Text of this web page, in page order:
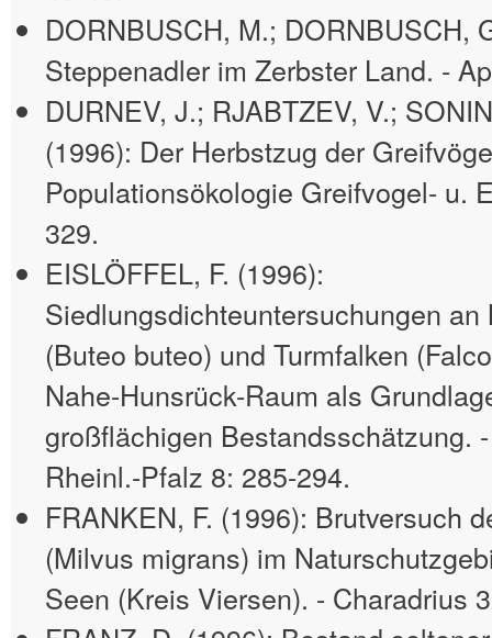
DORNBUSCH, M.; DORNBUSCH,
Steppenadler im Zerbster Land. -
DURNEV, J.; RJABTZEV, V.;
(1996): Der Herbstzug der
Populationsökologie Greifvogel- u.
329.
EISLÖFFEL, F. (1996):
Siedlungsdichteuntersuchungen an
(Buteo buteo) und Turmfalken
Nahe-Hunsrück-Raum als
großflächigen Bestandsschätzung.
Rheinl.-Pfalz 8: 285-294.
FRANKEN, F. (1996): Brutversuch
(Milvus migrans) im
Seen (Kreis Viersen). - Charadrius